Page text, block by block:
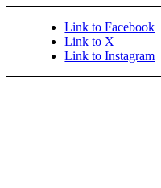
Link to Facebook
Link to X
Link to Instagram